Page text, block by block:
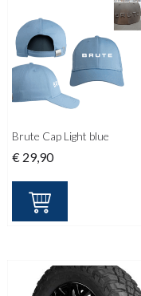
Brute Cap Light blue
€ 29,90